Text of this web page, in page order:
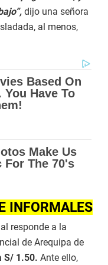
dijo una señora
al menos,
INFORMALES
responde a la
de Arequipa de
S/ 1.50. Ante ello,